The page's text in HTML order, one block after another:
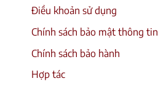
Điều khoản sử dụng
Chính sách bảo mật thông tin
Chính sách bảo hành
Hợp tác